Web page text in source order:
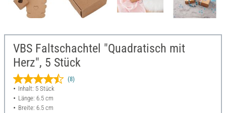
VBS Faltschachtel "Quadratisch mit
Herz", 5 Stück
(8)
Inhalt: 5 Stück
Länge: 6.5 cm
Breite: 6.5 cm